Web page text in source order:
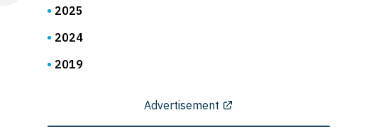
2025
2024
2019
Advertisement